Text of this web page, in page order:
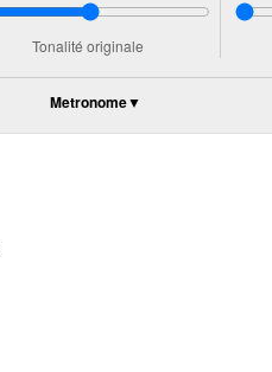
Tonalité originale
Metronome